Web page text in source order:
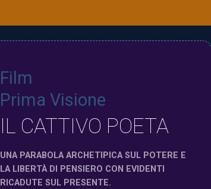
Film
Prima Visione
IL CATTIVO POETA
UNA PARABOLA ARCHETIPICA SUL POTERE E
LA LIBERTÀ DI PENSIERO CON EVIDENTI
RICADUTE SUL PRESENTE.